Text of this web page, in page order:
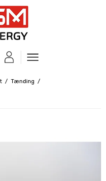
/ Tænding /